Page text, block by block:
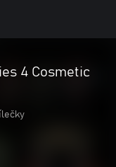
4 Cosmetic